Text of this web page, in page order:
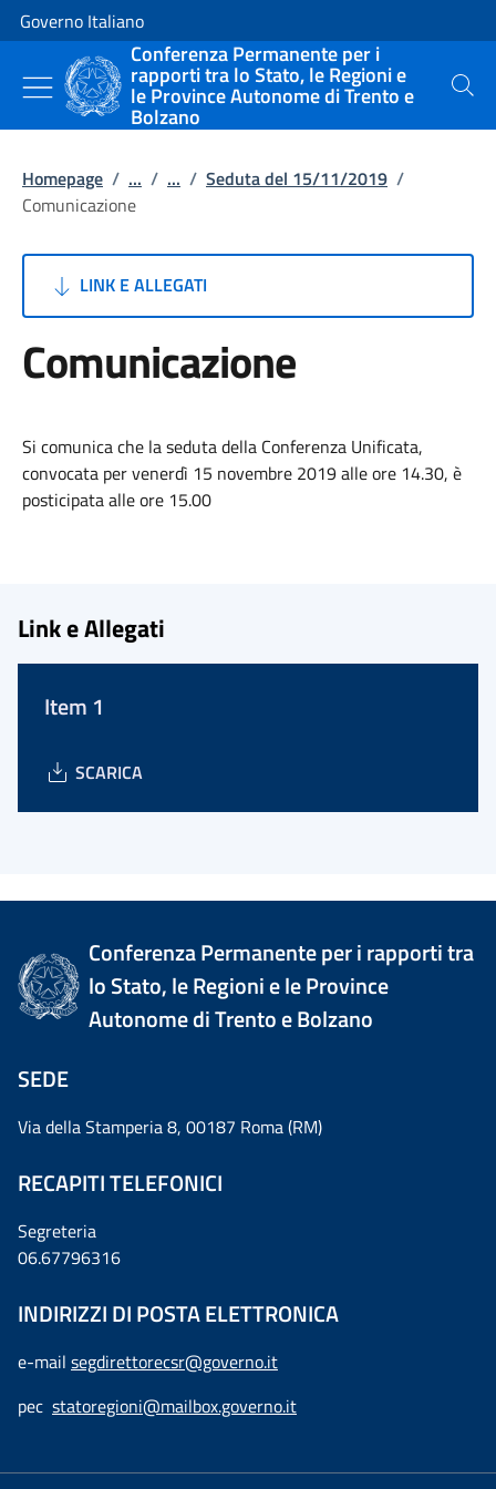
Vai al contenuto
Vai alla navigazione del sito
Governo Italiano
Conferenza Permanente per i
rapporti tra lo Stato, le Regioni e
le Province Autonome di Trento e
Bolzano
Cerca
Homepage / ... / ... / Seduta del 15/11/2019 /
Comunicazione
LINK E ALLEGATI
Comunicazione
Si comunica che la seduta della Conferenza Unificata,
convocata per venerdì 15 novembre 2019 alle ore 14.30, è
posticipata alle ore 15.00
Link e Allegati
Item 1
SCARICA
Conferenza Permanente per i rapporti tra
lo Stato, le Regioni e le Province
Autonome di Trento e Bolzano
SEDE
Via della Stamperia 8, 00187 Roma (RM)
RECAPITI TELEFONICI
Segreteria
06.67796316
INDIRIZZI DI POSTA ELETTRONICA
e-mail segdirettorecsr@governo.it
pec statoregioni@mailbox.governo.it